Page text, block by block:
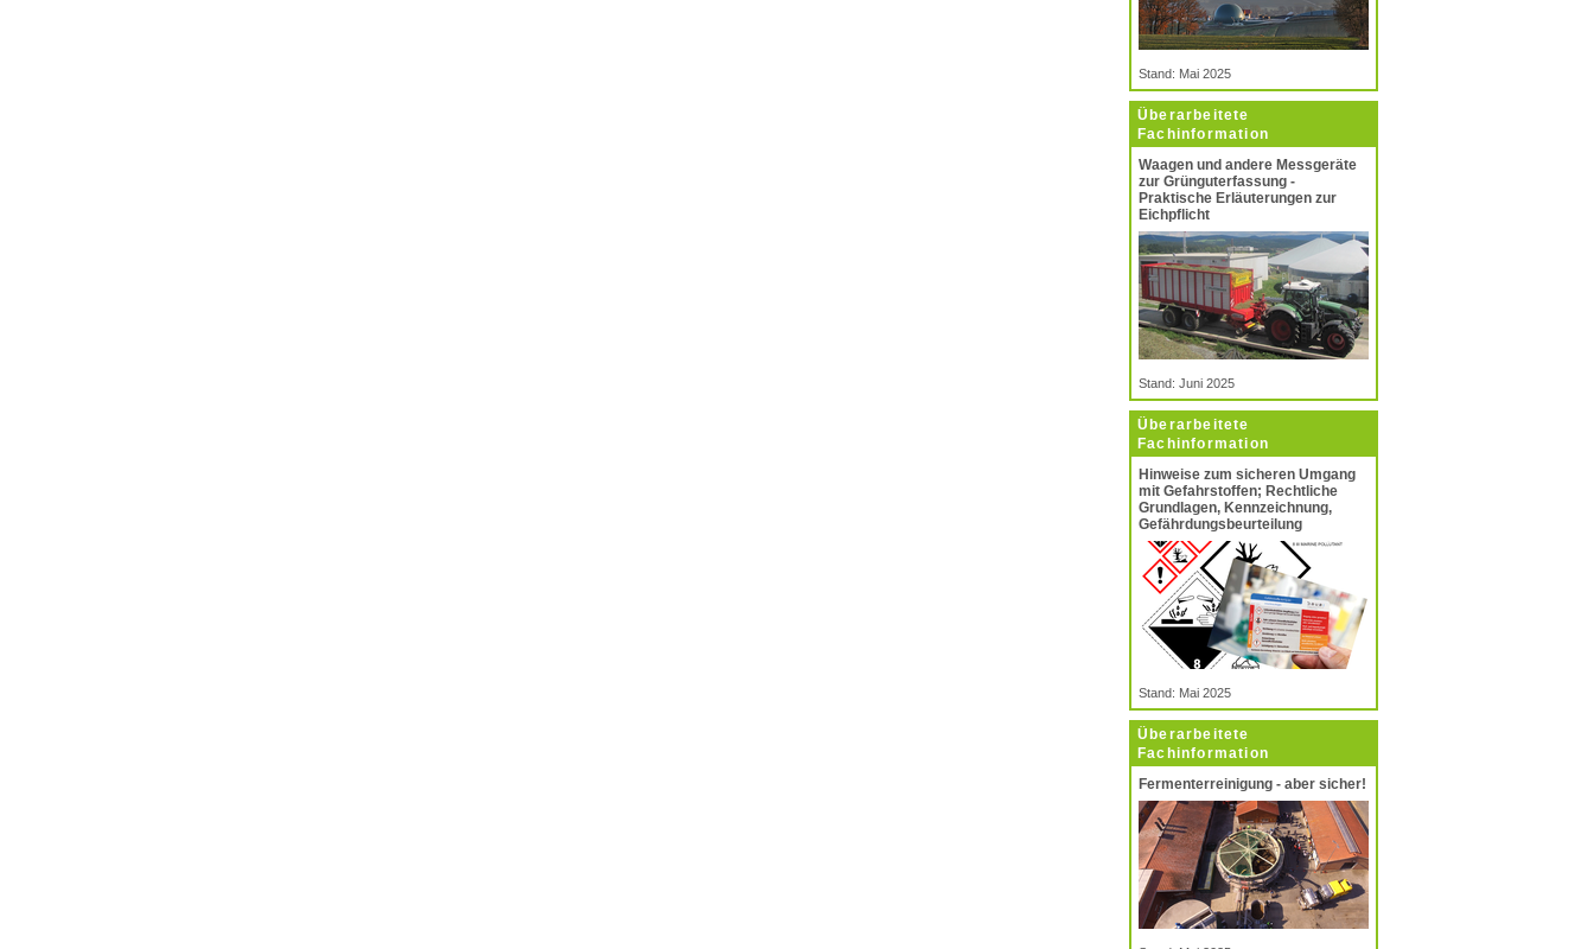
Stand: Mai 2025
Überarbeitete
Fachinformation
Waagen und andere Messgeräte
zur Grünguterfassung -
Praktische Erläuterungen zur
Eichpflicht
Stand: Juni 2025
Überarbeitete
Fachinformation
Hinweise zum sicheren Umgang
mit Gefahrstoffen; Rechtliche
Grundlagen, Kennzeichnung,
Gefährdungsbeurteilung
Stand: Mai 2025
Überarbeitete
Fachinformation
Fermenterreinigung - aber sicher!